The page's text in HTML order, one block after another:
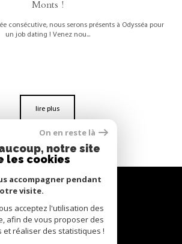
Monts !
consécutive, nous serons présents à Odysséa pour
un job dating ! Venez nou...
lire plus
Se
espace propriétaire
On en reste là
notre site
les cookies
accompagner pendant
visite.
acceptez l'utilisation des
afin de vous proposer des
réaliser des statistiques !